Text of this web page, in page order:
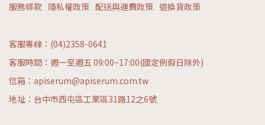
服務條款 隱私權政策 配送與運費政策 退換貨政策
客服專線：(04)2358-0641
客服時間：週一至週五 09:00~17:00(國定例假日除外)
信箱：apiserum@apiserum.com.tw
地址：台中市西屯區工業區31路12之6號